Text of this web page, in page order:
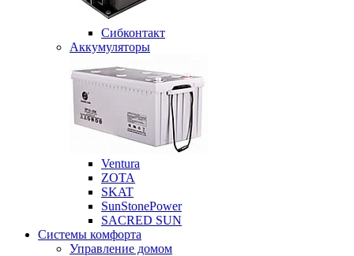
Сибконтакт
Аккумуляторы
Ventura
ZOTA
SKAT
SunStonePower
SACRED SUN
Системы комфорта
Управление домом